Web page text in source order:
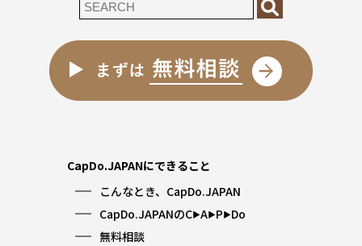
CapDo.JAPANにできること
こんなとき、CapDo.JAPAN
CapDo.JAPANのC▶︎A▶︎P▶︎Do
無料相談